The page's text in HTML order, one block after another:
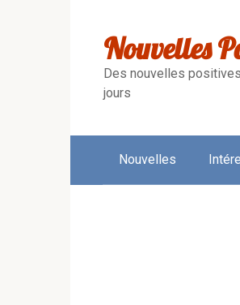
Nouvelles
Des nouvelles
jours
Nouvelles